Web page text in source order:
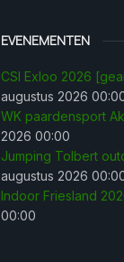
EVENEMENTEN
CSI Exloo 2026
augustus 2026
WK paardensport
2026 00:00
Jumping Tolbert
augustus 2026
Indoor Friesland
00:00